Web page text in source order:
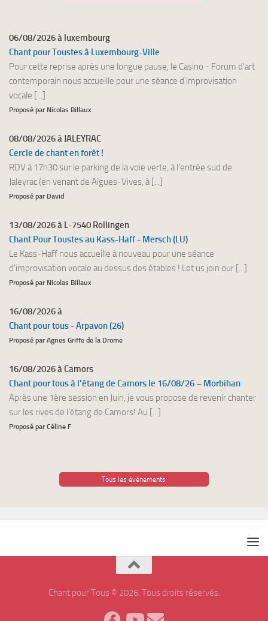
06/08/2026 à luxembourg
Chant pour Toustes à Luxembourg-Ville
Pour cette reprise après une longue pause, le Casino - Forum d'art
contemporain nous accueille pour une séance d'improvisation
vocale [...]
Proposé par Nicolas Billaux
08/08/2026 à JALEYRAC
Cercle de chant en forêt !
RDV à 17h30 sur le parking de la voie verte, à l'entrée sud de
Jaleyrac (en venant de Aigues-Vives, à [...]
Proposé par David
13/08/2026 à L-7540 Rollingen
Chant Pour Toustes au Kass-Haff - Mersch (LU)
Le Kass-Haff nous accueille à nouveau pour une séance
d'improvisation vocale au dessus des étables ! Let us join our [...]
Proposé par Nicolas Billaux
16/08/2026 à
Chant pour tous - Arpavon (26)
Proposé par Agnes Griffe de la Drome
16/08/2026 à Camors
Chant pour tous à l’étang de Camors le 16/08/26 – Morbihan
Après une 1ère session en Juin, je vous propose de revenir chanter
sur les rives de l’étang de Camors! Au [...]
Proposé par Céline F
Tous les événements
Chant pour Tous © 2026. Tous droits réservés.